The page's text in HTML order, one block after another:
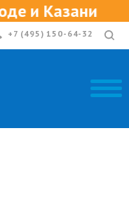
+7 (495) 150-64-32